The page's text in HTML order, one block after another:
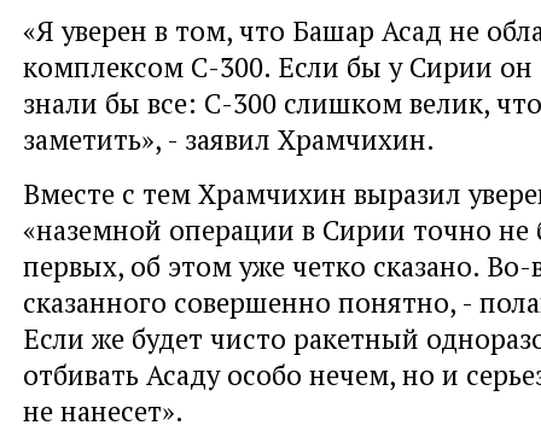
«Я уверен в том, что Башар Асад не
комплексом С-300. Если бы у Сирии
знали бы все: С-300 слишком велик,
заметить», - заявил Храмчихин.
Вместе с тем Храмчихин выразил
«наземной операции в Сирии точно не
первых, об этом уже четко сказано. Во-
сказанного совершенно понятно, -
Если же будет чисто ракетный
отбивать Асаду особо нечем, но и
не нанесет».